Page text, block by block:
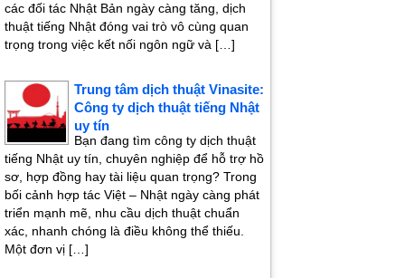
các đối tác Nhật Bản ngày càng tăng, dịch
thuật tiếng Nhật đóng vai trò vô cùng quan
trọng trong việc kết nối ngôn ngữ và […]
Trung tâm dịch thuật Vinasite:
Công ty dịch thuật tiếng Nhật
uy tín
Bạn đang tìm công ty dịch thuật
tiếng Nhật uy tín, chuyên nghiệp để hỗ trợ hồ
sơ, hợp đồng hay tài liệu quan trọng? Trong
bối cảnh hợp tác Việt – Nhật ngày càng phát
triển mạnh mẽ, nhu cầu dịch thuật chuẩn
xác, nhanh chóng là điều không thể thiếu.
Một đơn vị […]